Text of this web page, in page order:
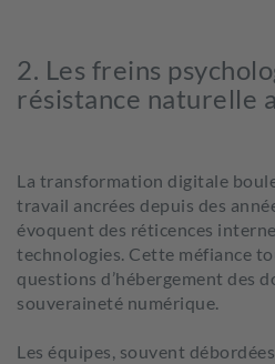
2. Les freins
résistance naturelle
La transformation digitale
travail ancrées depuis des
évoquent des réticences
technologies. Cette méfiance
questions d’hébergement des
souveraineté numérique.
Les équipes, souvent